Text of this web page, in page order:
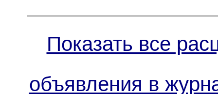
Показать все
объявления в